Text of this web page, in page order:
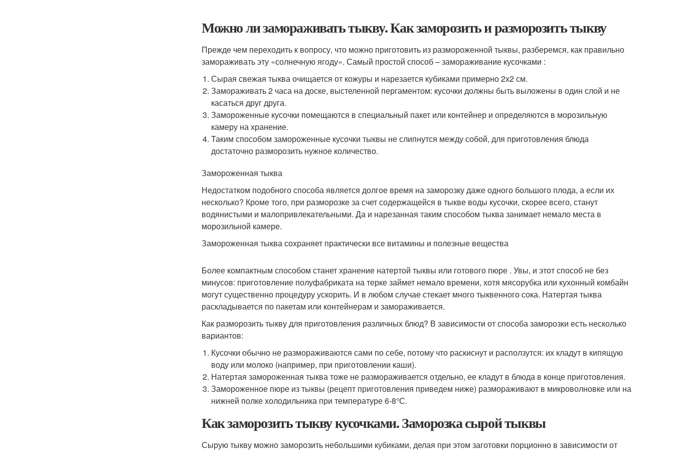
Можно ли замораживать тыкву. Как заморозить и разморозить тыкву
Прежде чем переходить к вопросу, что можно приготовить из размороженной тыквы, разберемся, как правильно
замораживать эту «солнечную ягоду». Самый простой способ – замораживание кусочками :
Сырая свежая тыква очищается от кожуры и нарезается кубиками примерно 2х2 см.
Замораживать 2 часа на доске, выстеленной пергаментом: кусочки должны быть выложены в один слой и не
касаться друг друга.
Замороженные кусочки помещаются в специальный пакет или контейнер и определяются в морозильную
камеру на хранение.
Таким способом замороженные кусочки тыквы не слипнутся между собой, для приготовления блюда
достаточно разморозить нужное количество.
Замороженная тыква
Недостатком подобного способа является долгое время на заморозку даже одного большого плода, а если их
несколько? Кроме того, при разморозке за счет содержащейся в тыкве воды кусочки, скорее всего, станут
водянистыми и малопривлекательными. Да и нарезанная таким способом тыква занимает немало места в
морозильной камере.
Замороженная тыква сохраняет практически все витамины и полезные вещества
Более компактным способом станет хранение натертой тыквы или готового пюре . Увы, и этот способ не без
минусов: приготовление полуфабриката на терке займет немало времени, хотя мясорубка или кухонный комбайн
могут существенно процедуру ускорить. И в любом случае стекает много тыквенного сока. Натертая тыква
раскладывается по пакетам или контейнерам и замораживается.
Как разморозить тыкву для приготовления различных блюд? В зависимости от способа заморозки есть несколько
вариантов:
Кусочки обычно не размораживаются сами по себе, потому что раскиснут и расползутся: их кладут в кипящую
воду или молоко (например, при приготовлении каши).
Натертая замороженная тыква тоже не размораживается отдельно, ее кладут в блюда в конце приготовления.
Замороженное пюре из тыквы (рецепт приготовления приведем ниже) размораживают в микроволновке или на
нижней полке холодильника при температуре 6-8°С.
Как заморозить тыкву кусочками. Заморозка сырой тыквы
Сырую тыкву можно заморозить небольшими кубиками, делая при этом заготовки порционно в зависимости от